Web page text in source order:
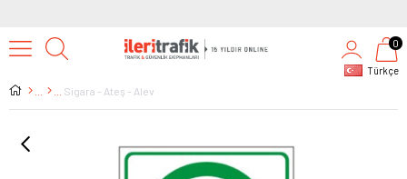
Türkçe
0
Sigara - Ateş - Alev